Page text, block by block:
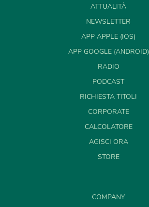
ATTUALITÀ
NEWSLETTER
APP APPLE (IOS)
APP GOOGLE (ANDROID)
RADIO
PODCAST
RICHIESTA TITOLI
CORPORATE
CALCOLATORE
AGISCI ORA
STORE
COMPANY